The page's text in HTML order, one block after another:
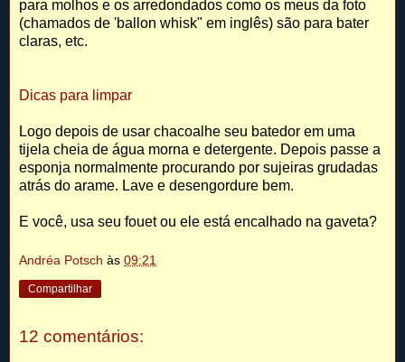
para molhos e os arredondados como os meus da foto
(chamados de 'ballon whisk" em inglês) são para bater
claras, etc.
Dicas para limpar
Logo depois de usar chacoalhe seu batedor em uma
tijela cheia de água morna e detergente. Depois passe a
esponja normalmente procurando por sujeiras grudadas
atrás do arame. Lave e desengordure bem.
E você, usa seu fouet ou ele está encalhado na gaveta?
Andréa Potsch às 09:21
Compartilhar
12 comentários: